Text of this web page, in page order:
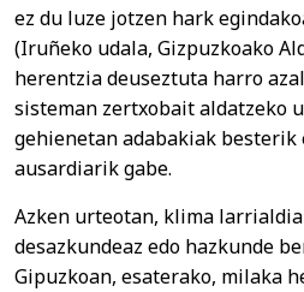
ez du luze jotzen hark
(Iruñeko udala, Gizpuzkoako
herentzia deuseztuta harro
sisteman zertxobait aldatzeko
gehienetan adabakiak besterik
ausardiarik gabe.
Azken urteotan, klima
desazkundeaz edo hazkunde
Gipuzkoan, esaterako, milaka